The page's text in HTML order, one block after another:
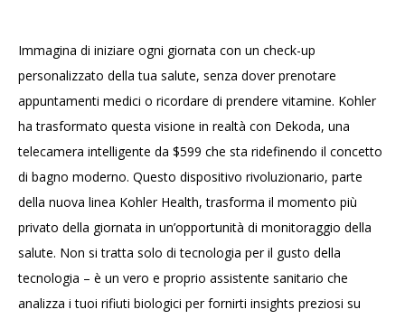
Immagina di iniziare ogni giornata con un check-up
personalizzato della tua salute, senza dover prenotare
appuntamenti medici o ricordare di prendere vitamine. Kohler
ha trasformato questa visione in realtà con Dekoda, una
telecamera intelligente da $599 che sta ridefinendo il concetto
di bagno moderno. Questo dispositivo rivoluzionario, parte
della nuova linea Kohler Health, trasforma il momento più
privato della giornata in un’opportunità di monitoraggio della
salute. Non si tratta solo di tecnologia per il gusto della
tecnologia – è un vero e proprio assistente sanitario che
analizza i tuoi rifiuti biologici per fornirti insights preziosi su